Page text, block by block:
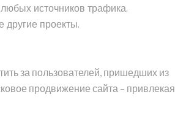
источников трафика.
другие проекты.
за пользователей, пришедших из
продвижение сайта – привлекая